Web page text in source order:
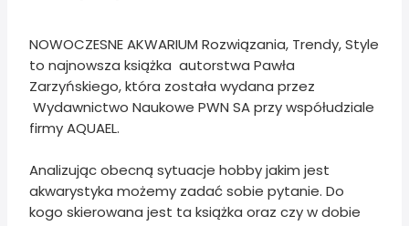
NOWOCZESNE AKWARIUM Rozwiązania, Trendy, Style
to najnowsza książka autorstwa Pawła
Zarzyńskiego, która została wydana przez
Wydawnictwo Naukowe PWN SA przy współudziale
firmy AQUAEL.
Analizując obecną sytuacje hobby jakim jest
akwarystyka możemy zadać sobie pytanie. Do
kogo skierowana jest ta książka oraz czy w dobie